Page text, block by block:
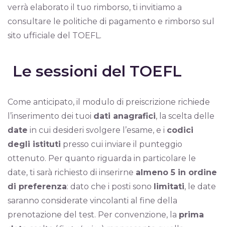
verrà elaborato il tuo rimborso, ti invitiamo a
consultare le politiche di pagamento e rimborso sul
sito ufficiale del TOEFL.
Le sessioni del TOEFL
Come anticipato, il modulo di preiscrizione richiede
l’inserimento dei tuoi dati anagrafici, la scelta delle
date in cui desideri svolgere l’esame, e i codici
degli istituti presso cui inviare il punteggio
ottenuto. Per quanto riguarda in particolare le
date, ti sarà richiesto di inserirne almeno 5 in ordine
di preferenza: dato che i posti sono limitati, le date
saranno considerate vincolanti al fine della
prenotazione del test. Per convenzione, la prima